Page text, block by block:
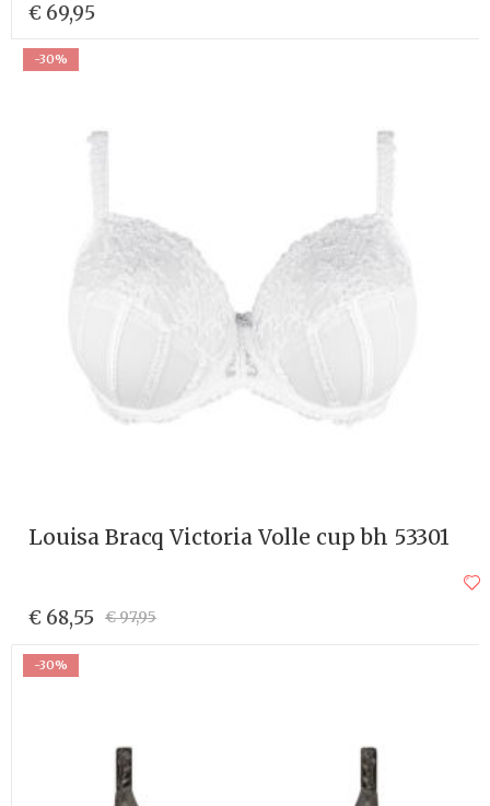
€ 69,95
-30%
Louisa Bracq Victoria Volle cup bh 53301
€ 68,55 € 97,95
-30%